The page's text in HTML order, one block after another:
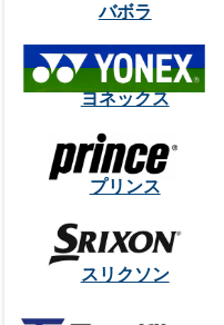
バボラ
ヨネックス
プリンス
スリクソン